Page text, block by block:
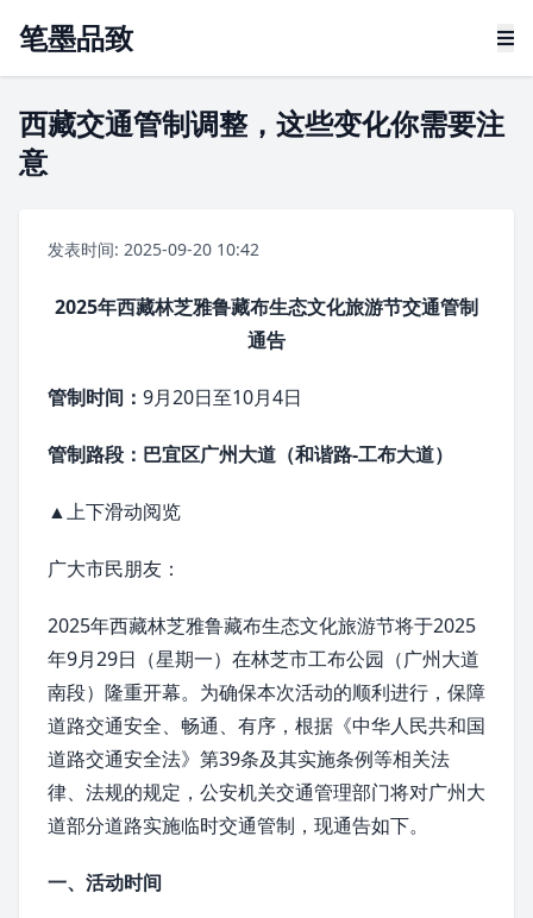
笔墨品致
西藏交通管制调整，这些变化你需要注
意
发表时间: 2025-09-20 10:42
2025年西藏林芝雅鲁藏布生态文化旅游节交通管制
通告
管制时间： 9月20日至10月4日
管制路段：巴宜区广州大道（和谐路-工布大道）
▲上下滑动阅览
广大市民朋友：
2025年西藏林芝雅鲁藏布生态文化旅游节将于2025
年9月29日（星期一）在林芝市工布公园（广州大道
南段）隆重开幕。为确保本次活动的顺利进行，保障
道路交通安全、畅通、有序，根据《中华人民共和国
道路交通安全法》第39条及其实施条例等相关法
律、法规的规定，公安机关交通管理部门将对广州大
道部分道路实施临时交通管制，现通告如下。
一、活动时间